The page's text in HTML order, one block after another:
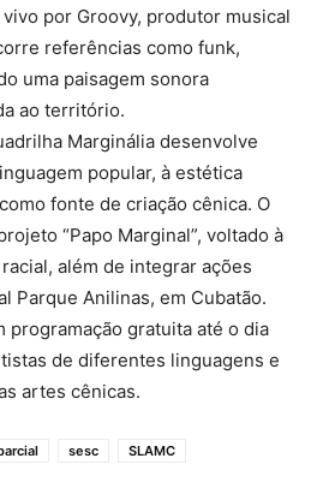
por Groovy, produtor musical
referências como funk,
uma paisagem sonora
ao território.
Marginália desenvolve
popular, à estética
fonte de criação cênica. O
“Papo Marginal”, voltado à
além de integrar ações
Parque Anilinas, em Cubatão.
programação gratuita até o dia
de diferentes linguagens e
artes cênicas.
sesc SLAMC